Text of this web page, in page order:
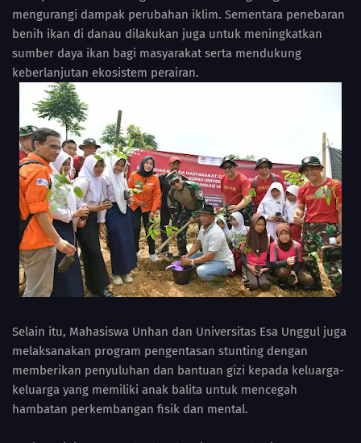
mengurangi dampak perubahan iklim. Sementara penebaran
benih ikan di danau dilakukan juga untuk meningkatkan
sumber daya ikan bagi masyarakat serta mendukung
keberlanjutan ekosistem perairan.
Selain itu, Mahasiswa Unhan dan Universitas Esa Unggul juga
melaksanakan program pengentasan stunting dengan
memberikan penyuluhan dan bantuan gizi kepada keluarga-
keluarga yang memiliki anak balita untuk mencegah
hambatan perkembangan fisik dan mental.